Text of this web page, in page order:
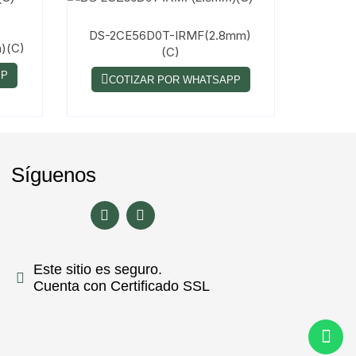
DS-2CE56D0T-IRMF(2.8mm)
(C)
COTIZAR POR WHATSAPP
Síguenos
Este sitio es seguro.
Cuenta con Certificado SSL